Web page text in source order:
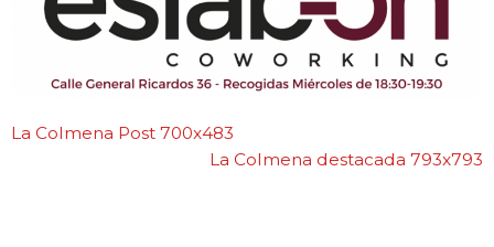
La Colmena Post 700x483
La Colmena destacada 793x793